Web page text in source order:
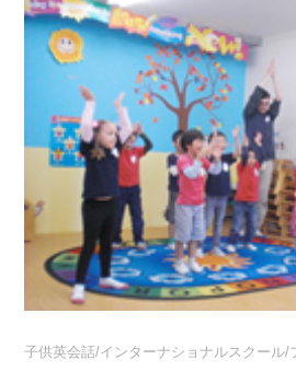
子供英会話/インターナショナルスクール/